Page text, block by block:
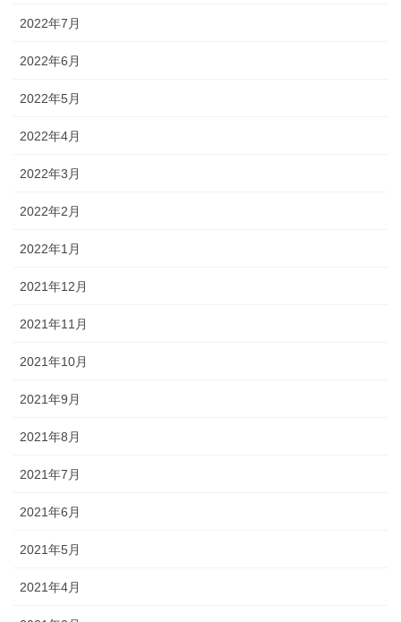
2022年7月
2022年6月
2022年5月
2022年4月
2022年3月
2022年2月
2022年1月
2021年12月
2021年11月
2021年10月
2021年9月
2021年8月
2021年7月
2021年6月
2021年5月
2021年4月